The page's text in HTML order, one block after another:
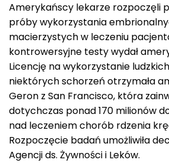
Amerykańscy lekarze rozpoczęli
próby wykorzystania
macierzystych w leczeniu
kontrowersyjne testy wydał
Licencję na wykorzystanie
niektórych schorzeń otrzymała
Geron z San Francisco, która
dotychczas ponad 170 milionów
nad leczeniem chorób rdzenia
Rozpoczęcie badań umożliwiła
Agencji ds. Żywności i Leków.